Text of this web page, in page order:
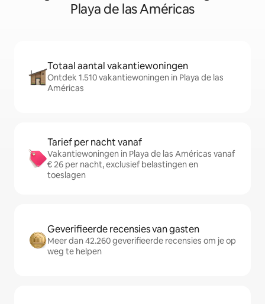
Playa de las Américas
Totaal aantal vakantiewoningen
Ontdek 1.510 vakantiewoningen in Playa de las
Américas
Tarief per nacht vanaf
Vakantiewoningen in Playa de las Américas vanaf
€ 26 per nacht, exclusief belastingen en
toeslagen
Geverifieerde recensies van gasten
Meer dan 42.260 geverifieerde recensies om je op
weg te helpen